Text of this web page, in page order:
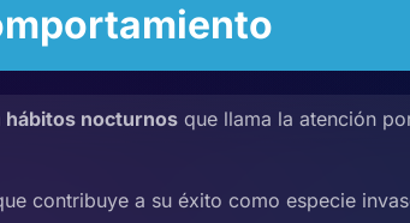
nocturnos que llama la atención
contribuye a su éxito como especie